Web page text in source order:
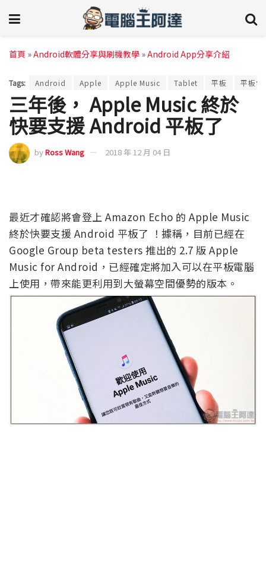
首頁 »Android軟體分享與刷機教學 »Android App分享介紹
Tags: Android Apple Apple Music Tablet 平板 平板電
三年後， Apple Music 終於
快要支援 Android 平板了
byRoss Wang 2018 年 12 月 04 日
最近才確認將會登上 Amazon Echo 的 Apple Music
終於快要支援 Android 平板了 ！據稱，目前已經在
Google Group beta testers 推出的 2.7 版 Apple
Music for Android，已經確定將加入可以在平板電腦
上使用，帶來能更利用到大螢幕空間優勢的版本。